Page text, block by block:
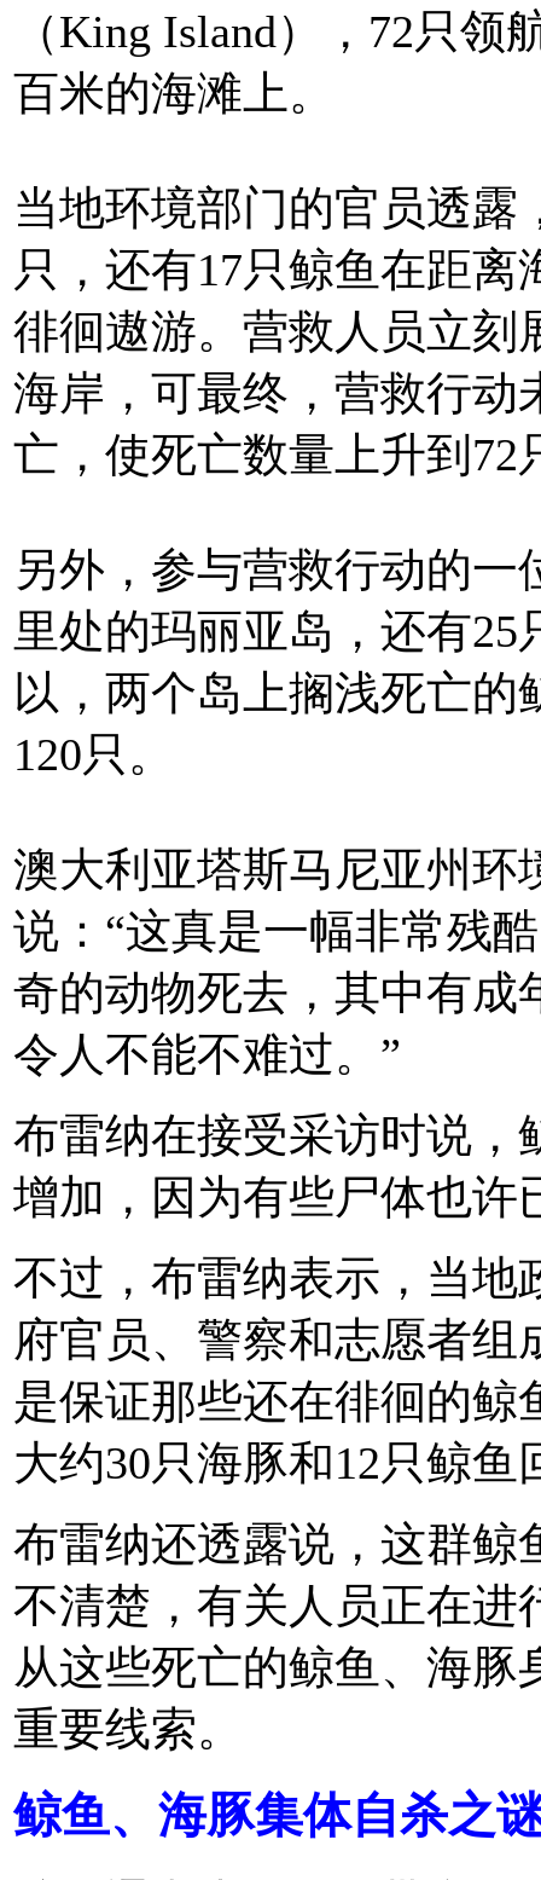
（King Island），72只
百米的海滩上。
当地环境部门的官员透露
只，还有17只鲸鱼在距
徘徊遨游。营救人员立刻
海岸，可最终，营救行动
亡，使死亡数量上升到72
另外，参与营救行动的一
里处的玛丽亚岛，还有
以，两个岛上搁浅死亡
120只。
澳大利亚塔斯马尼亚州环
说：“这真是一幅非常残
奇的动物死去，其中有成
令人不能不难过。”
布雷纳在接受采访时说，
增加，因为有些尸体也许
不过，布雷纳表示，当地
府官员、警察和志愿者
是保证那些还在徘徊的鲸
大约30只海豚和12只鲸鱼
布雷纳还透露说，这群鲸
不清楚，有关人员正在进
从这些死亡的鲸鱼、海
重要线索。
鲸鱼、海豚集体自杀之